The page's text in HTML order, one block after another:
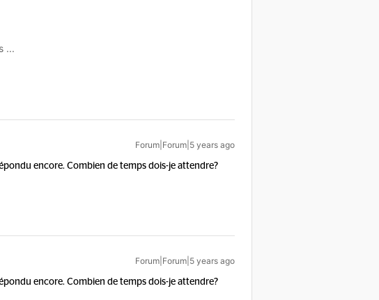
...
Forum|Forum|5 years ago
encore. Combien de temps dois-je attendre?
Forum|Forum|5 years ago
encore. Combien de temps dois-je attendre?